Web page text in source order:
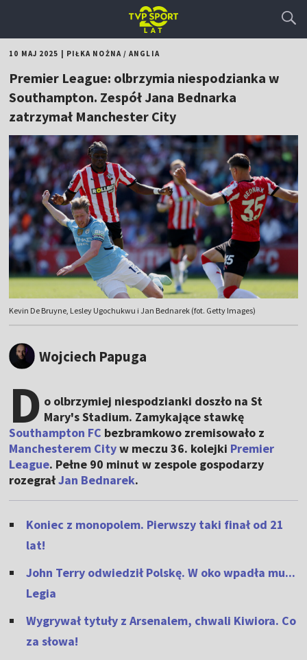
10 MAJ 2025 PIŁKA NOŻNA/ANGLIA
Premier League: olbrzymia niespodzianka w
Southampton. Zespół Jana Bednarka
zatrzymał Manchester City
Kevin De Bruyne, Lesley Ugochukwu i Jan Bednarek (fot. Getty Images)
Wojciech Papuga
D o olbrzymiej niespodzianki doszło na St
Mary's Stadium. Zamykające stawkę
Southampton FC bezbramkowo zremisowało z
Manchesterem Cityw meczu 36. kolejki Premier
League. Pełne 90 minut w zespole gospodarzy
rozegrałJan Bednarek.
Koniec z monopolem. Pierwszy taki finał od 21
lat!
John Terry odwiedził Polskę. W oko wpadła mu...
Legia
Wygrywał tytuły z Arsenalem, chwali Kiwiora. Co
za słowa!